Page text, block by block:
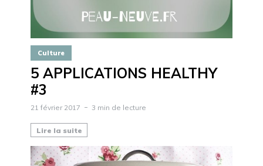
Culture
5 APPLICATIONS HEALTHY
#3
21 février 2017 3 min de lecture
Lire la suite